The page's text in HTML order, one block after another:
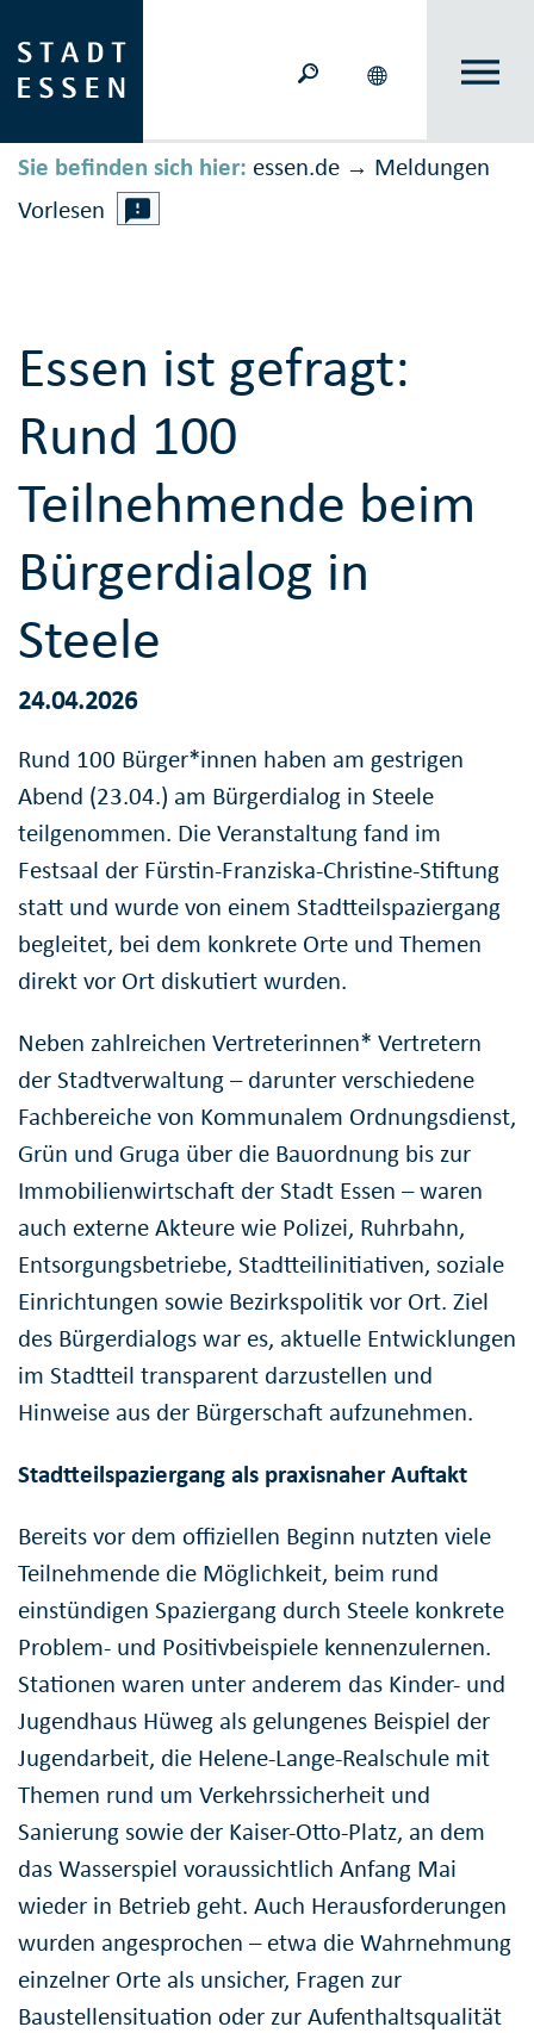
Sie befinden sich hier: essen.de → Meldungen
Vorlesen
Essen ist gefragt:
Rund 100
Teilnehmende beim
Bürgerdialog in
Steele
24.04.2026
Rund 100 Bürger*innen haben am gestrigen
Abend (23.04.) am Bürgerdialog in Steele
teilgenommen. Die Veranstaltung fand im
Festsaal der Fürstin-Franziska-Christine-Stiftung
statt und wurde von einem Stadtteilspaziergang
begleitet, bei dem konkrete Orte und Themen
direkt vor Ort diskutiert wurden.
Neben zahlreichen Vertreterinnen* Vertretern
der Stadtverwaltung – darunter verschiedene
Fachbereiche von Kommunalem Ordnungsdienst,
Grün und Gruga über die Bauordnung bis zur
Immobilienwirtschaft der Stadt Essen – waren
auch externe Akteure wie Polizei, Ruhrbahn,
Entsorgungsbetriebe, Stadtteilinitiativen, soziale
Einrichtungen sowie Bezirkspolitik vor Ort. Ziel
des Bürgerdialogs war es, aktuelle Entwicklungen
im Stadtteil transparent darzustellen und
Hinweise aus der Bürgerschaft aufzunehmen.
Stadtteilspaziergang als praxisnaher Auftakt
Bereits vor dem offiziellen Beginn nutzten viele
Teilnehmende die Möglichkeit, beim rund
einstündigen Spaziergang durch Steele konkrete
Problem- und Positivbeispiele kennenzulernen.
Stationen waren unter anderem das Kinder- und
Jugendhaus Hüweg als gelungenes Beispiel der
Jugendarbeit, die Helene-Lange-Realschule mit
Themen rund um Verkehrssicherheit und
Sanierung sowie der Kaiser-Otto-Platz, an dem
das Wasserspiel voraussichtlich Anfang Mai
wieder in Betrieb geht. Auch Herausforderungen
wurden angesprochen – etwa die Wahrnehmung
einzelner Orte als unsicher, Fragen zur
Baustellensituation oder zur Aufenthaltsqualität